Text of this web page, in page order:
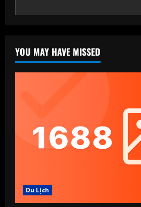
YOU MAY HAVE MISSED
Du Lịch